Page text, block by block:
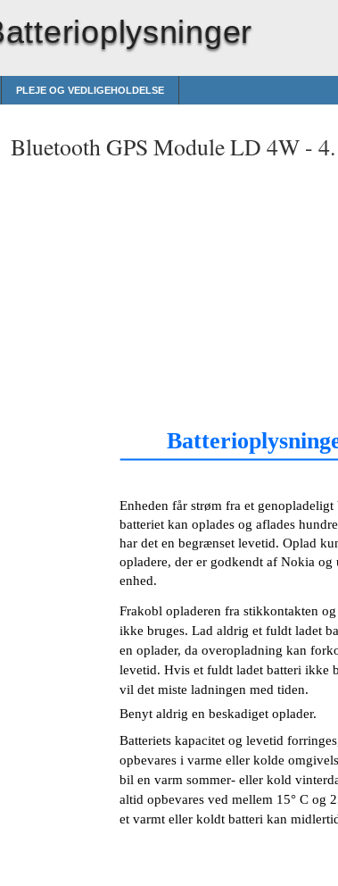
PLEJE OG VEDLIGEHOLDELSE
Bluetooth GPS Module LD 4W -
Enheden får strøm fra et genopladeligt
batteriet kan oplades og aflades
har det en begrænset levetid. Oplad
opladere, der er godkendt af Nokia
enhed.
Frakobl opladeren fra stikkontakten og
ikke bruges. Lad aldrig et fuldt ladet
en oplader, da overopladning kan
levetid. Hvis et fuldt ladet batteri ikke
vil det miste ladningen med tiden.
Benyt aldrig en beskadiget oplader.
Batteriets kapacitet og levetid
opbevares i varme eller kolde
bil en varm sommer- eller kold
altid opbevares ved mellem 15° C og
et varmt eller koldt batteri kan